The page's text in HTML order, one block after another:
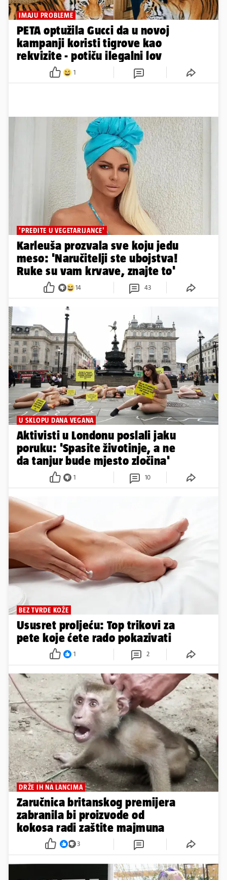
IMAJU PROBLEME
PETA optužila Gucci da u novoj
kampanji koristi tigrove kao
rekvizite - potiču ilegalni lov
1
'PREĐITE U VEGETARIJANCE'
Karleuša prozvala sve koju jedu
meso: 'Naručitelji ste ubojstva!
Ruke su vam krvave, znajte to'
14 43
U SKLOPU DANA VEGANA
Aktivisti u Londonu poslali jaku
poruku: 'Spasite životinje, a ne
da tanjur bude mjesto zločina'
1 10
BEZ TVRDE KOŽE
Ususret proljeću: Top trikovi za
pete koje ćete rado pokazivati
1 2
DRŽE IH NA LANCIMA
Zaručnica britanskog premijera
zabranila bi proizvode od
kokosa radi zaštite majmuna
3